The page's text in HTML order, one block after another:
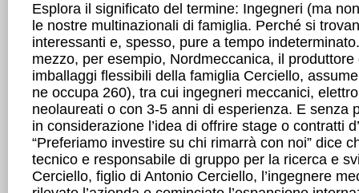
Esplora il significato del termine: Ingegneri (ma
le nostre multinazionali di famiglia. Perché si
interessanti e, spesso, pure a tempo
mezzo, per esempio, Nordmeccanica, il
imballaggi flessibili della famiglia Cerciello,
ne occupa 260), tra cui ingegneri meccanici,
neolaureati o con 3-5 anni di esperienza. E senza
in considerazione l’idea di offrire stage o contratti
“Preferiamo investire su chi rimarrà con noi” dice
tecnico e responsabile di gruppo per la ricerca e
Cerciello, figlio di Antonio Cerciello, l’ingegnere